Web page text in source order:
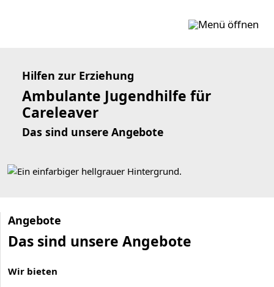
Hilfen zur Erziehung
Ambulante Jugendhilfe für
Careleaver
Das sind unsere Angebote
Angebote
Das sind unsere Angebote
Wir bieten